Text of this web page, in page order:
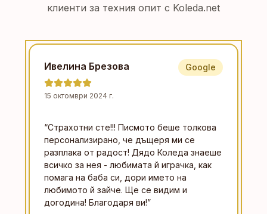
клиенти за техния опит с Koleda.net
Ивелина Брезова
15 октомври 2024 г.
Google
“Страхотни сте!!! Писмото беше толкова
персонализирано, че дъщеря ми се
разплака от радост! Дядо Коледа знаеше
всичко за нея - любимата й играчка, как
помага на баба си, дори името на
любимото й зайче. Ще се видим и
догодина! Благодаря ви!”